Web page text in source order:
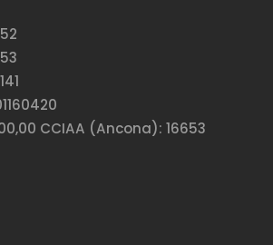
CCIAA (Ancona): 16653